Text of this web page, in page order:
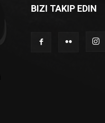
BIZI TAKIP EDIN